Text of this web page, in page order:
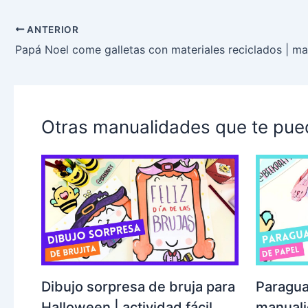
ANTERIOR
Otras manualidades que te
Dibujo sorpresa de bruja para